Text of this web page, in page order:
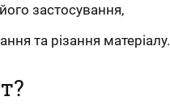
застосування,
та різання матеріалу.